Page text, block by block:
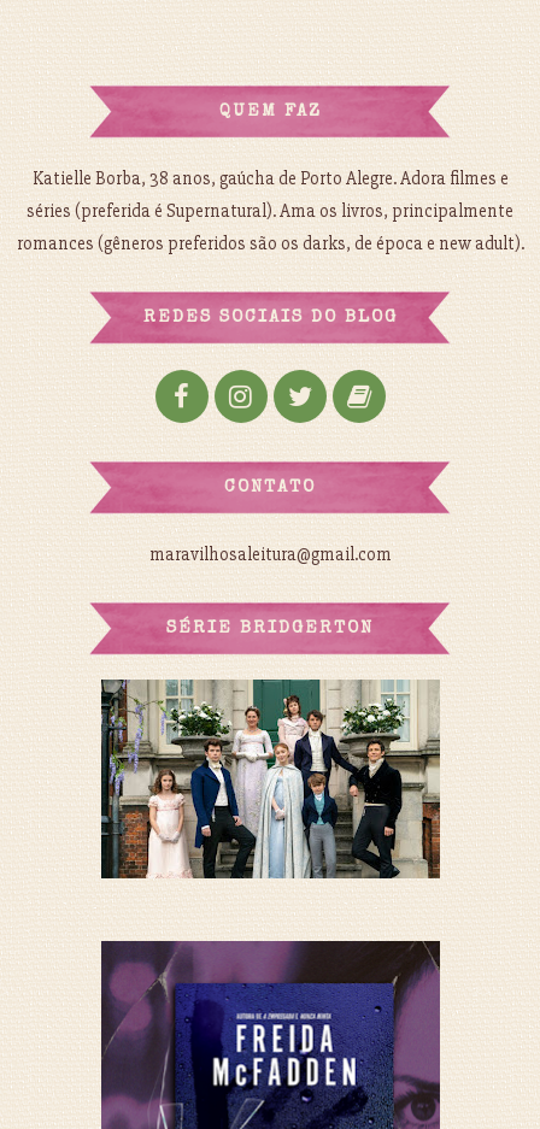
QUEM FAZ
Katielle Borba, 38 anos, gaúcha de Porto Alegre. Adora filmes e
séries (preferida é Supernatural). Ama os livros, principalmente
romances (gêneros preferidos são os darks, de época e new adult).
REDES SOCIAIS DO BLOG
CONTATO
maravilhosaleitura@gmail.com
SÉRIE BRIDGERTON